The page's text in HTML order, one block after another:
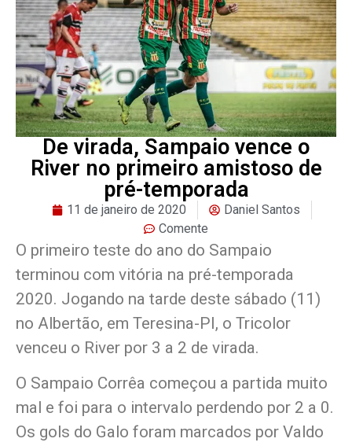
De virada, Sampaio vence o
River no primeiro amistoso de
pré-temporada
11 de janeiro de 2020
Daniel Santos
Comente
O primeiro teste do ano do Sampaio
terminou com vitória na pré-temporada
2020. Jogando na tarde deste sábado (11)
no Albertão, em Teresina-PI, o Tricolor
venceu o River por 3 a 2 de virada.
O Sampaio Corrêa começou a partida muito
mal e foi para o intervalo perdendo por 2 a 0.
Os gols do Galo foram marcados por Valdo